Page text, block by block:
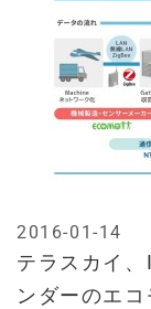
テラスカイ
ンダーのエ
2016-01-14